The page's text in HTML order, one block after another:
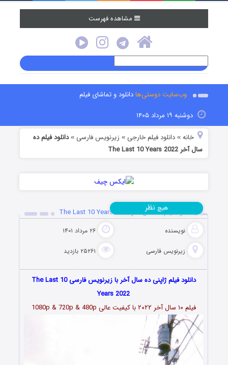
مشاهده فهرست
وب‌سایت دوستی‌هادانلود و تماشای فیلم
دوشنبه ۱۹ مرداد ۱۴۰۵
خانه »دانلود فیلم خارجی » زیرنویس فارسی »دانلود فیلم ده
سال آخر The Last 10 Years 2022
دانلود فیلم ده سال آخر The Last 10 Years 2022
نویسنده ۲۶ مرداد ۱۴۰۱
زیرنویس فارسی ۲۵۲۶۱ بازدید
هیچ نظر
دانلود فیلم ژاپنی ده سال آخر با زیرنویس فارسی The Last 10
Years 2022
فیلم ۱۰ سال آخر ۲۰۲۲ با کیفیت عالی 1080p & 720p & 480p